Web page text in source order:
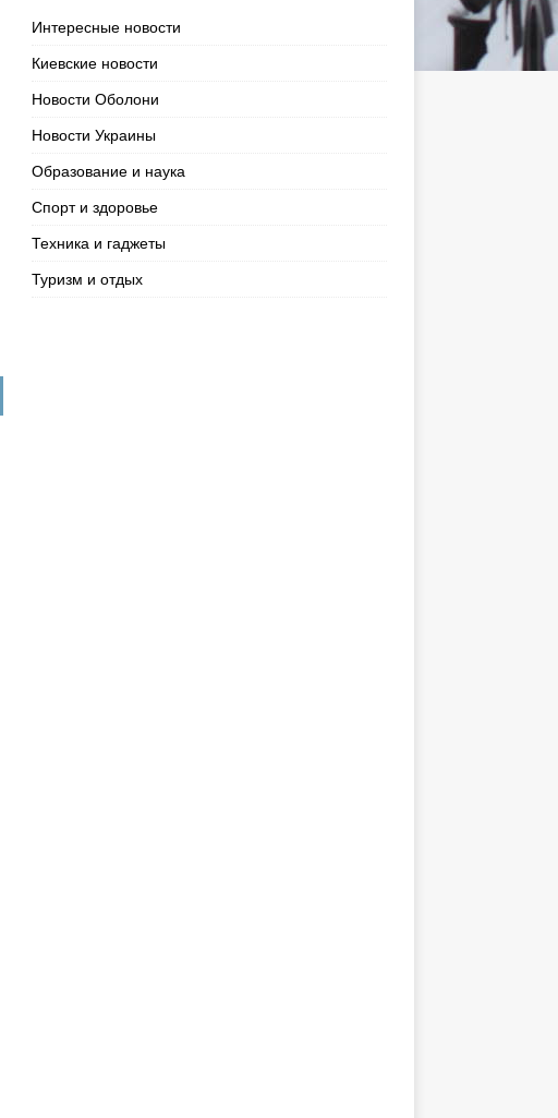
Интересные новости
Киевские новости
Новости Оболони
Новости Украины
Образование и наука
Спорт и здоровье
Техника и гаджеты
Туризм и отдых